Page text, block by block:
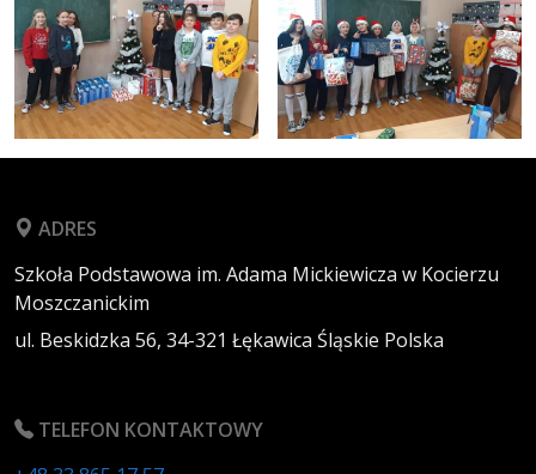
ADRES
Szkoła Podstawowa im. Adama Mickiewicza w Kocierzu
Moszczanickim
ul. Beskidzka 56, 34-321 Łękawica Śląskie Polska
TELEFON KONTAKTOWY